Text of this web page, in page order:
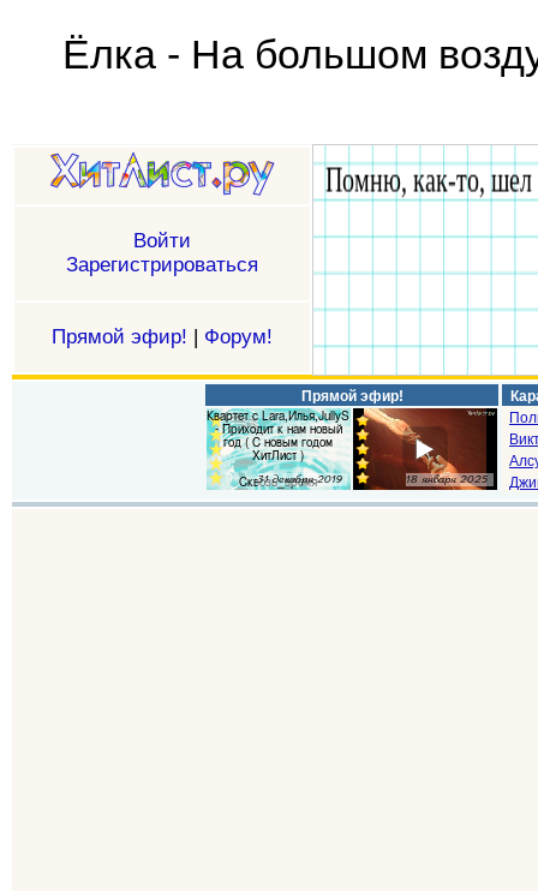
Ёлка - На большом
Войти
Зарегистрироваться
Прямой эфир! | Форум!
Прямой эфир!